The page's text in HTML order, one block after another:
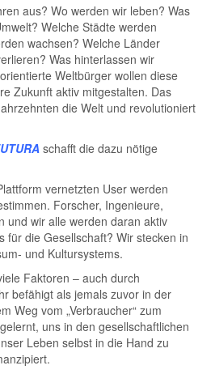
aus? Wo werden wir leben? Was
Welche Städte werden
wachsen? Welche Länder
Was hinterlassen wir
Weltbürger wollen diese
Zukunft aktiv mitgestalten. Das
die Welt und revolutioniert
schafft die dazu nötige
vernetzten User werden
Forscher, Ingenieure,
und wir alle werden daran aktiv
für die Gesellschaft? Wir stecken in
und Kultursystems.
Faktoren – auch durch
befähigt als jemals zuvor in der
Weg vom „Verbraucher“ zum
uns in den gesellschaftlichen
Leben selbst in die Hand zu